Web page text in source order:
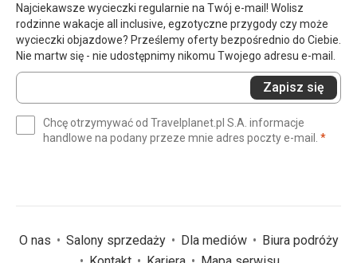
Najciekawsze wycieczki regularnie na Twój e-mail! Wolisz
rodzinne wakacje all inclusive, egzotyczne przygody czy może
wycieczki objazdowe? Prześlemy oferty bezpośrednio do Ciebie.
Nie martw się - nie udostępnimy nikomu Twojego adresu e-mail.
Wprowadź
swój
(wymagane)
Zapisz się
Chcę otrzymywać od Travelplanet.pl S.A. informacje
handlowe na podany przeze mnie adres poczty e-mail. *
O nas Salony sprzedaży Dla mediów
Biura podróży